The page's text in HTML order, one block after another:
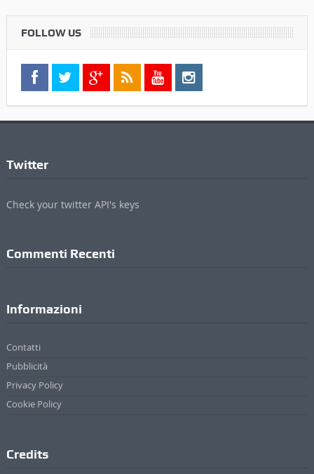
FOLLOW US
Twitter
Check your twitter API's keys
Commenti Recenti
Informazioni
Contatti
Pubblicità
Privacy Policy
Cookie Policy
Credits